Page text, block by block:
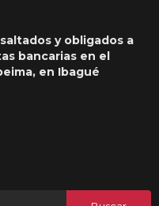
y obligados a
bancarias en el
en Ibagué